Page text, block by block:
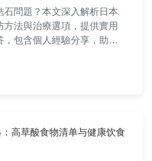
石問題？本文深入解析日本
方法與治療選項，提供實用
，包含個人經驗分享，助您